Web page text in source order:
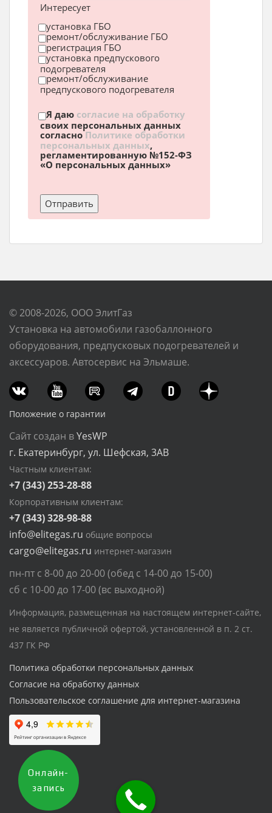
Интересует
установка ГБО
ремонт/обслуживание ГБО
регистрация ГБО
установка предпускового
подогревателя
ремонт/обслуживание
предпускового подогревателя
Я даю согласие на обработку
своих персональных данных
согласноПолитике обработки
персональных данных,
регламентированную №152-ФЗ
«О персональных данных»
© 2008-2026, ООО ЭлитГаз
Установка на автомобили газобаллонного
оборудования, предпусковых подогревателей и
аксессуаров. Автосервис на Эльмаше.
Положение о гарантии
Сайт создан вYesWP
г. Екатеринбург, ул. Шефская, 3АВ
Частным клиентам:
+7 (343) 253-28-88
Корпоративным клиентам:
+7 (343) 328-98-88
info@elitegas.ru общие вопросы
cargo@elitegas.ru интернет-магазин
пн-пт с 8-00 до 20-00 (обед с 14-00 до 15-00)
сб с 10-00 до 17-00 (вс выходной)
Информация, размещенная на настоящем интернет-сайте,
не является публичной офертой, установленной в п. 2 ст.
437 ГК РФ
Политика обработки персональных данных
Согласие на обработку данных
Пользовательское соглашение для интернет-магазина
Онлайн-
запись